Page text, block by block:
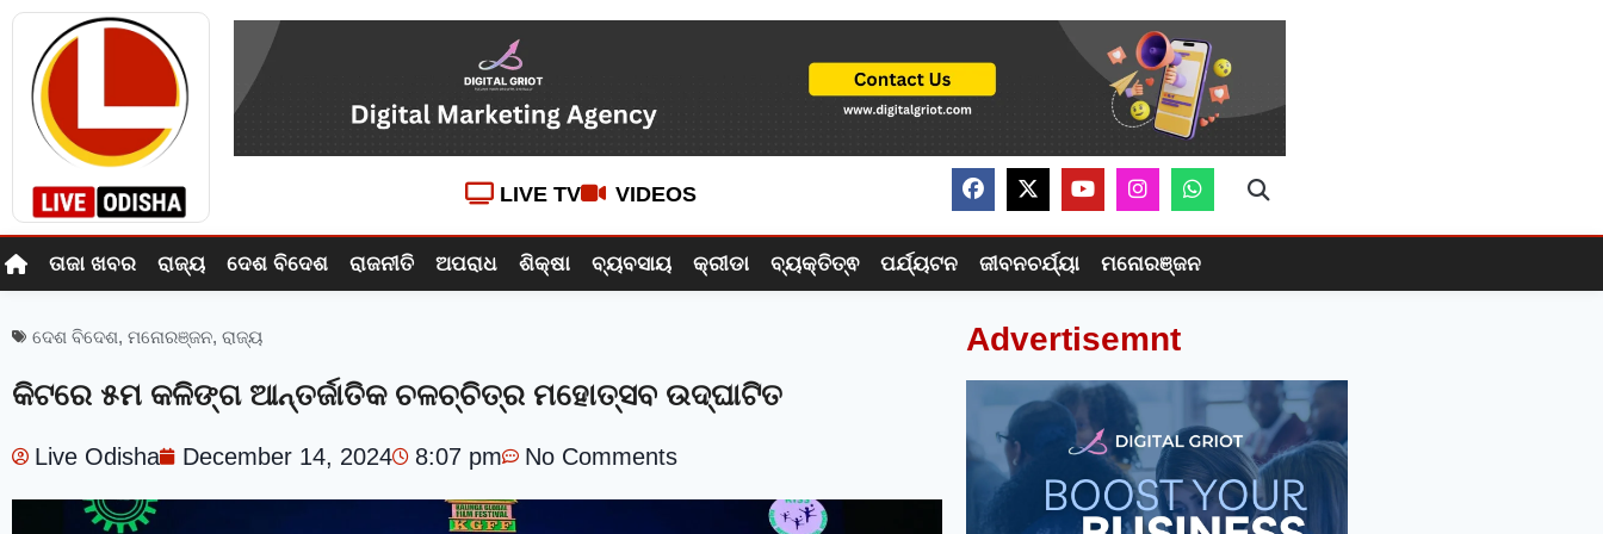
LIVE TV VIDEOS
ତାଜା ଖବର ରାଜ୍ୟ ଦେଶ ବିଦେଶ ରାଜନୀତି ଅପରାଧ ଶିକ୍ଷା ବ୍ୟବସାୟ କ୍ରୀଡା ବ୍ୟକ୍ତିତ୍ଵ ପର୍ଯ୍ୟଟନ ଜୀବନଚର୍ଯ୍ୟା ମନୋରଞ୍ଜନ
ଦେଶ ବିଦେଶ, ମନୋରଞ୍ଜନ, ରାଜ୍ୟ
କିଟରେ ୫ମ କଳିଙ୍ଗ ଆନ୍ତର୍ଜାତିକ ଚଳଚ୍ଚିତ୍ର ମହୋତ୍ସବ ଉଦ୍‍ଘାଟିତ
Live Odisha December 14, 2024 8:07 pm No Comments
Advertisemnt